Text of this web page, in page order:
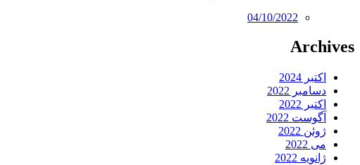
Posted
04/10/2022
Archives
اکتبر 2024
دسامبر 2022
اکتبر 2022
آگوست 2022
ژوئن 2022
می 2022
ژانویه 2022